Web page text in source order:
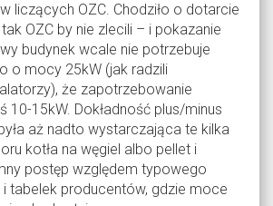
liczących OZC. Chodziło o dotarcie
OZC by nie zlecili – i pokazanie
budynek wcale nie potrzebuje
o mocy 25kW (jak radzili
że zapotrzebowanie
10-15kW. Dokładność plus/minus
aż nadto wystarczająca te kilka
kotła na węgiel albo pellet i
postęp względem typowego
tabelek producentów, gdzie moce